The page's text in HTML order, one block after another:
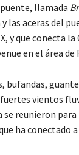
llamada
las aceras del
y que conecta
en el área de
bufandas,
vientos
se reunieron
ha conectado a